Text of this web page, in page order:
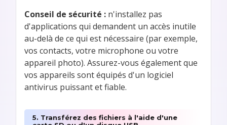
Conseil de sécurité : n'installez pas
d'applications qui demandent un accès inutile
au-delà de ce qui est nécessaire (par exemple,
vos contacts, votre microphone ou votre
appareil photo). Assurez-vous également que
vos appareils sont équipés d'un logiciel
antivirus puissant et fiable.
5. Transférez des fichiers à l'aide d'une